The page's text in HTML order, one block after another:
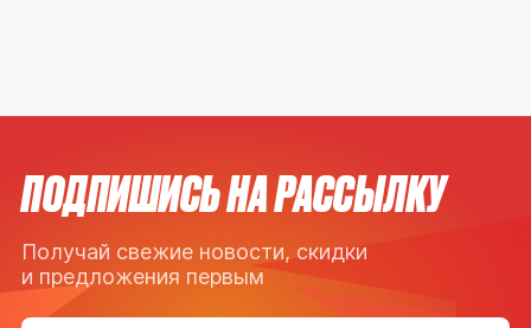
ПОДПИШИСЬ НА РАССЫЛКУ
Получай свежие новости, скидки
и предложения первым